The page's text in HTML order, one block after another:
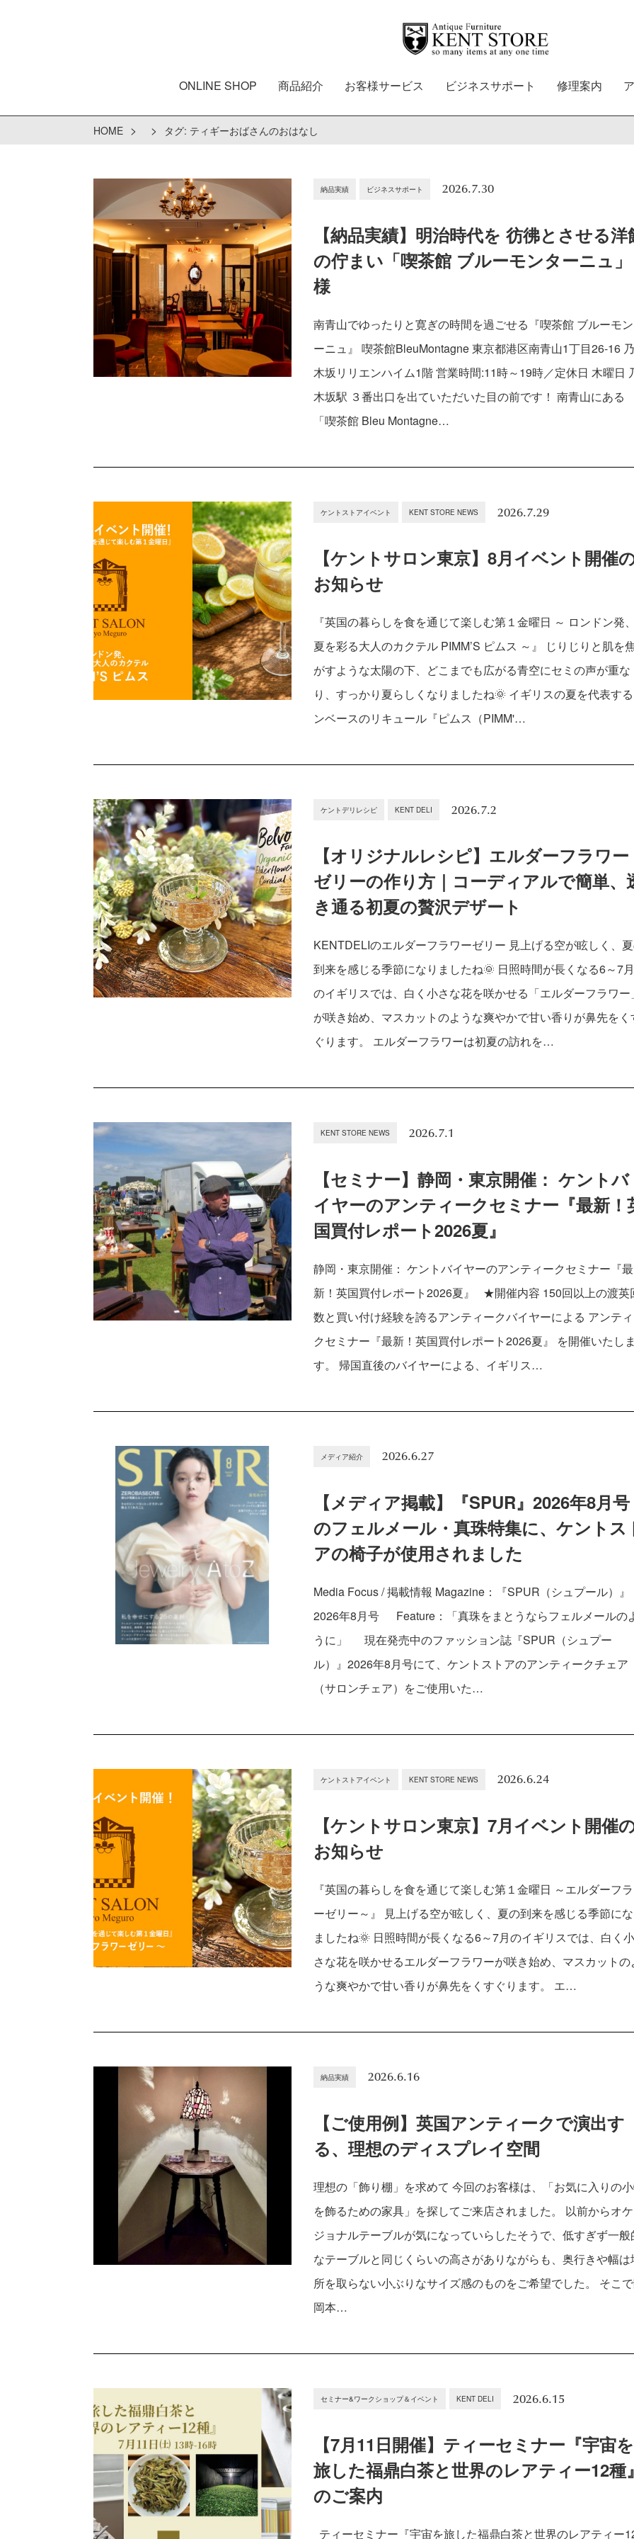
ONLINE SHOP 商品紹介 お客様サービス ビジネスサポート 修理案内
HOME > > タグ: ティギーおばさんのおはなし
納品実績 ビジネスサポート 2026.7.30
【納品実績】明治時代を 彷彿とさせる洋
の佇まい「喫茶館 ブルーモンターニュ」
様
南青山でゆったりと寛ぎの時間を過ごせる『喫茶館 ブルーモ
ーニュ』 喫茶館BleuMontagne 東京都港区南青山1丁目26-16 乃
木坂リリエンハイム1階 営業時間:11時～19時／定休日 木曜日
木坂駅 ３番出口を出ていただいた目の前です！ 南青山にある
「喫茶館 Bleu Montagne…
ケントストアイベント KENT STORE NEWS 2026.7.29
【ケントサロン東京】8月イベント開催
お知らせ
『英国の暮らしを食を通じて楽しむ第１金曜日 ～ ロンドン発、
夏を彩る大人のカクテル PIMM’S ピムス ～』 じりじりと肌を
がすような太陽の下、どこまでも広がる青空にセミの声が重な
り、すっかり夏らしくなりましたね🌞 イギリスの夏を代表す
ンベースのリキュール『ピムス（PIMM'…
ケントデリレシピ KENT DELI 2026.7.2
【オリジナルレシピ】エルダーフラワー
ゼリーの作り方｜コーディアルで簡単、
き通る初夏の贅沢デザート
KENTDELIのエルダーフラワーゼリー 見上げる空が眩しく、
到来を感じる季節になりましたね🌞 日照時間が長くなる6～7月
のイギリスでは、白く小さな花を咲かせる「エルダーフラワー
が咲き始め、マスカットのような爽やかで甘い香りが鼻先をく
ぐります。 エルダーフラワーは初夏の訪れを…
KENT STORE NEWS 2026.7.1
【セミナー】静岡・東京開催： ケントバ
イヤーのアンティークセミナー『最新！
国買付レポート2026夏』
静岡・東京開催： ケントバイヤーのアンティークセミナー『最
新！英国買付レポート2026夏』 ★開催内容 150回以上の渡英
数と買い付け経験を誇るアンティークバイヤーによる アンテ
クセミナー『最新！英国買付レポート2026夏』 を開催いたしま
す。 帰国直後のバイヤーによる、イギリス…
メディア紹介 2026.6.27
【メディア掲載】『SPUR』2026年8月号
のフェルメール・真珠特集に、ケントス
アの椅子が使用されました
Media Focus / 掲載情報 Magazine：『SPUR（シュプール）』
2026年8月号 Feature：「真珠をまとうならフェルメールの
うに」 現在発売中のファッション誌『SPUR（シュプー
ル）』2026年8月号にて、ケントストアのアンティークチェア
（サロンチェア）をご使用いた…
ケントストアイベント KENT STORE NEWS 2026.6.24
【ケントサロン東京】7月イベント開催
お知らせ
『英国の暮らしを食を通じて楽しむ第１金曜日 ～エルダーフ
ーゼリー～』 見上げる空が眩しく、夏の到来を感じる季節にな
ましたね🌞 日照時間が長くなる6～7月のイギリスでは、白く小
さな花を咲かせるエルダーフラワーが咲き始め、マスカットの
うな爽やかで甘い香りが鼻先をくすぐります。 エ…
納品実績 2026.6.16
【ご使用例】英国アンティークで演出す
る、理想のディスプレイ空間
理想の「飾り棚」を求めて 今回のお客様は、「お気に入りの
を飾るための家具」を探してご来店されました。 以前からオ
ジョナルテーブルが気になっていらしたそうで、低すぎず一般
なテーブルと同じくらいの高さがありながらも、奥行きや幅は
所を取らない小ぶりなサイズ感のものをご希望でした。 そこ
岡本…
セミナー&ワークショップ＆イベント KENT DELI 2026.6.15
【7月11日開催】ティーセミナー『宇宙を
旅した福鼎白茶と世界のレアティー12種』
のご案内
ティーセミナー『宇宙を旅した福鼎白茶と世界のレアティー